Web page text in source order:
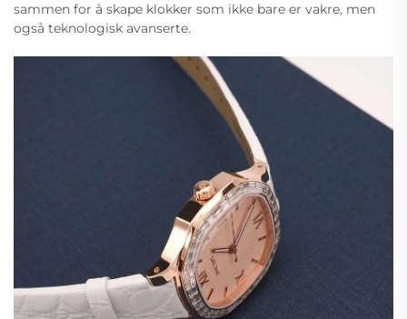
sammen for å skape klokker som ikke bare er vakre, men
også teknologisk avanserte.